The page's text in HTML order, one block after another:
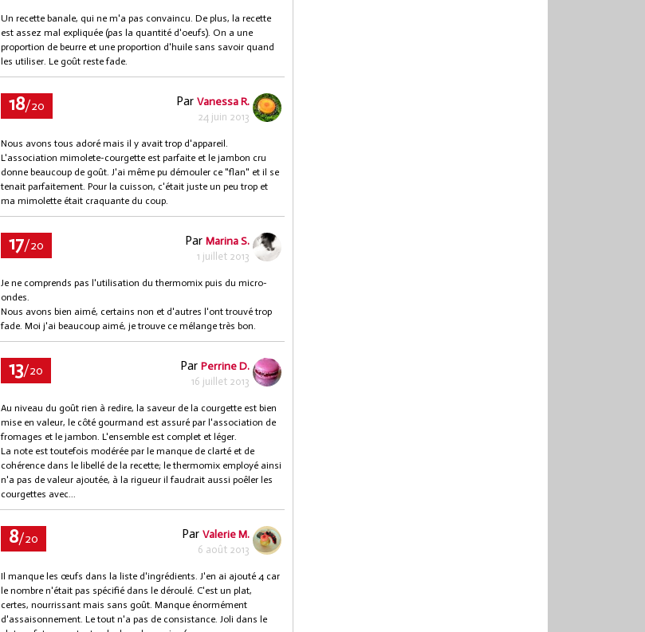
Un recette banale, qui ne m'a pas convaincu. De plus, la recette
est assez mal expliquée (pas la quantité d'oeufs). On a une
proportion de beurre et une proportion d'huile sans savoir quand
les utiliser. Le goût reste fade.
18/20 Par Vanessa R.
24 juin 2013
Nous avons tous adoré mais il y avait trop d'appareil.
L'association mimolete-courgette est parfaite et le jambon cru
donne beaucoup de goût. J'ai même pu démouler ce "flan" et il se
tenait parfaitement. Pour la cuisson, c'était juste un peu trop et
ma mimolette était craquante du coup.
17/20 Par Marina S.
1 juillet 2013
Je ne comprends pas l'utilisation du thermomix puis du micro-
ondes.
Nous avons bien aimé, certains non et d'autres l'ont trouvé trop
fade. Moi j'ai beaucoup aimé, je trouve ce mélange très bon.
13/20 Par Perrine D.
16 juillet 2013
Au niveau du goût rien à redire, la saveur de la courgette est bien
mise en valeur, le côté gourmand est assuré par l'association de
fromages et le jambon. L'ensemble est complet et léger.
La note est toutefois modérée par le manque de clarté et de
cohérence dans le libellé de la recette; le thermomix employé ainsi
n'a pas de valeur ajoutée, à la rigueur il faudrait aussi poêler les
courgettes avec...
8/20 Par Valerie M.
6 août 2013
Il manque les œufs dans la liste d'ingrédients. J'en ai ajouté 4 car
le nombre n'était pas spécifié dans le déroulé. C'est un plat,
certes, nourrissant mais sans goût. Manque énormément
d'assaisonnement. Le tout n'a pas de consistance. Joli dans le